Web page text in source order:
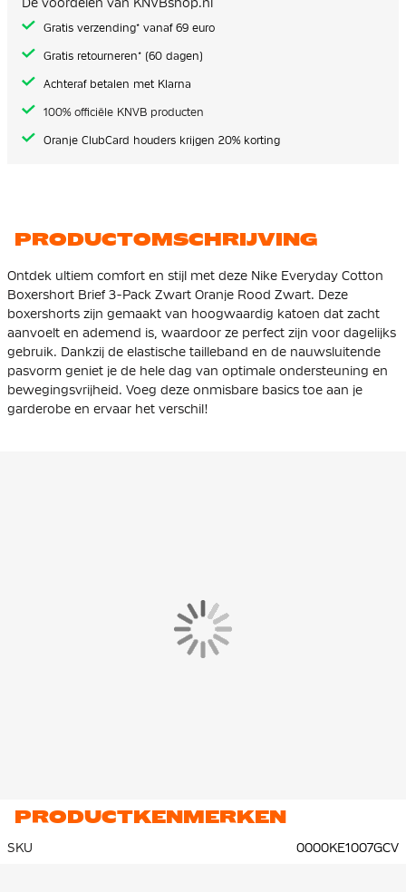
gallerij
Gratis verzending* vanaf 69 euro
Gratis retourneren* (60 dagen)
Achteraf betalen met Klarna
100% officiële KNVB producten
Oranje ClubCard houders krijgen 20% korting
PRODUCTOMSCHRIJVING
Ontdek ultiem comfort en stijl met deze Nike Everyday Cotton
Boxershort Brief 3-Pack Zwart Oranje Rood Zwart. Deze
boxershorts zijn gemaakt van hoogwaardig katoen dat zacht
aanvoelt en ademend is, waardoor ze perfect zijn voor dagelijks
gebruik. Dankzij de elastische tailleband en de nauwsluitende
pasvorm geniet je de hele dag van optimale ondersteuning en
bewegingsvrijheid. Voeg deze onmisbare basics toe aan je
garderobe en ervaar het verschil!
PRODUCTKENMERKEN
SKU 0000KE1007GCV